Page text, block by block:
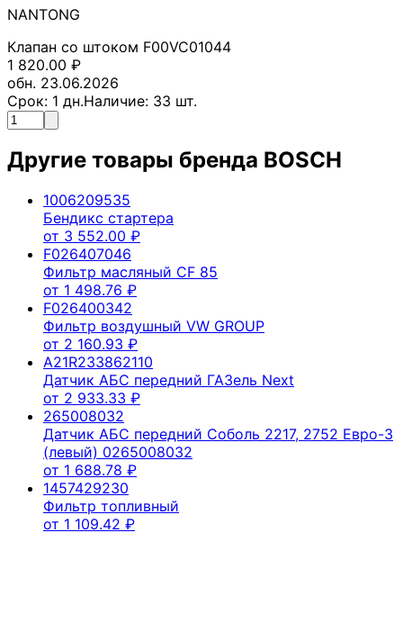
NANTONG
Клапан со штоком F00VC01044
1 820.00 ₽
обн. 23.06.2026
Срок: 1 дн.Наличие: 33 шт.
Другие товары бренда BOSCH
1006209535
Бендикс стартера
от 3 552.00 ₽
F026407046
Фильтр масляный CF 85
от 1 498.76 ₽
F026400342
Фильтр воздушный VW GROUP
от 2 160.93 ₽
A21R233862110
Датчик АБС передний ГАЗель Next
от 2 933.33 ₽
265008032
Датчик АБС передний Соболь 2217, 2752 Евро-3
(левый) 0265008032
от 1 688.78 ₽
1457429230
Фильтр топливный
от 1 109.42 ₽